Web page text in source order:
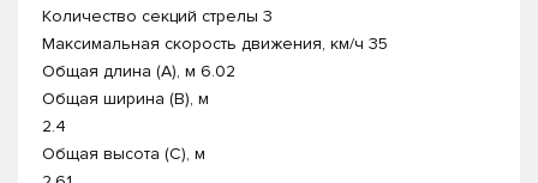
Количество секций стрелы 3
Максимальная скорость движения, км/ч 35
Общая длина (А), м 6.02
Общая ширина (В), м
2.4
Общая высота (С), м